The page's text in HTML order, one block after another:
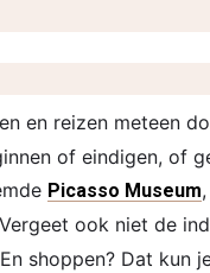
en reizen meteen
of eindigen, of
Picasso Museum
ook niet de
shoppen? Dat kun